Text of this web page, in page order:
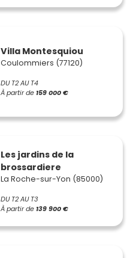
Villa Montesquiou
Coulommiers (77120)
DU T2 AU T4
À partir de 159 000 €
Les jardins de la
brossardiere
La Roche-sur-Yon (85000)
DU T2 AU T3
À partir de 139 900 €